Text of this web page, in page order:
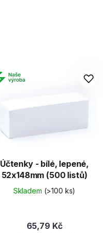
Účtenky - bílé, lepené,
52x148mm (500 listů)
Skladem (>100 ks)
65,79 Kč